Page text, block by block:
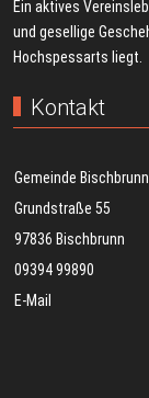
Ein aktives
und gesellige
Hochspessarts liegt.
Kontakt
Gemeinde Bischbrunn
Grundstraße 55
97836 Bischbrunn
09394 99890
E-Mail